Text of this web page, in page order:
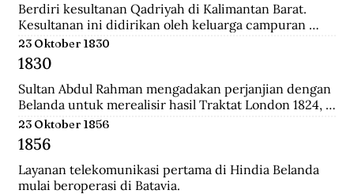
Berdiri kesultanan Qadriyah di Kalimantan Barat.
Kesultanan ini didirikan oleh keluarga campuran
antara Arab, Melayu, Bugis dan Dayak. Kehidupan
pemerintahan kesultanan ini hanya berlangsung
relatif singkat, 179 tahun, dan hanya diperintah oleh 8
generasi sultan dan dinasti Al-Qadrie, sejak
kelahirannya 1771 sampai dengan Proklamasi
Kemerdekaan RI 1945. Pendiri kesultanan ini adalah
Syarif Abdurrahman Al-Qadrie, putera Sayyed
Hussein Al-Qadrie, atau Habib Hussein Al-Qadrie.
23 Oktober 1830
1830
Sultan Abdul Rahman mengadakan perjanjian dengan
Belanda untuk merealisir hasil Traktat London 1824,
isinya merupakan pengakuan Sultan bahwa
pemegang kekuasaan tertinggi adalah Pemerintahan
Hindia Belanda.
23 Oktober 1856
1856
Layanan telekomunikasi pertama di Hindia Belanda
mulai beroperasi di Batavia.